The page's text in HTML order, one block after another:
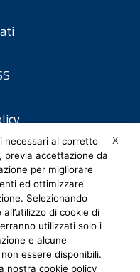
Policy
X
necessari al corretto
previa accettazione da
per migliorare
ed ottimizzare
Selezionando
di cookie di
utilizzati solo i
e alcune
essere disponibili.
nostra cookie policy